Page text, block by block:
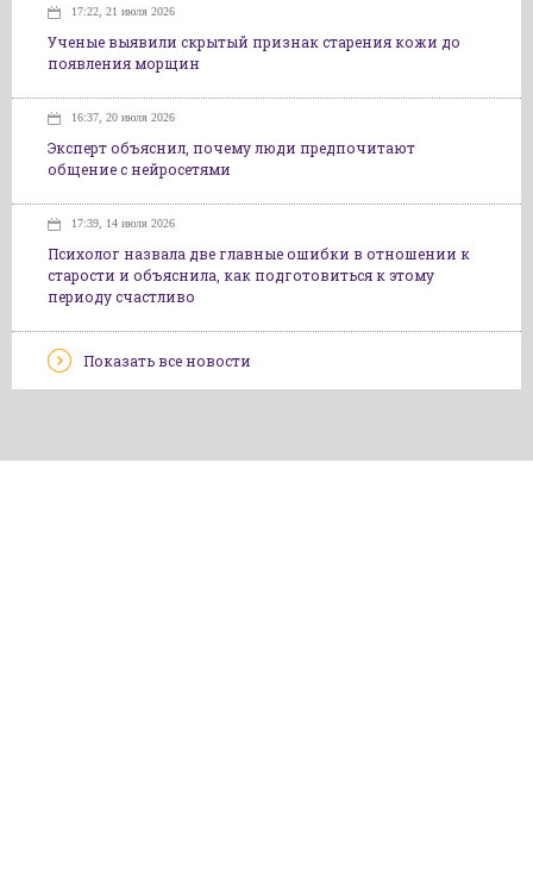
17:22, 21 июля 2026
Ученые выявили скрытый признак старения кожи до
появления морщин
16:37, 20 июля 2026
Эксперт объяснил, почему люди предпочитают
общение с нейросетями
17:39, 14 июля 2026
Психолог назвала две главные ошибки в отношении к
старости и объяснила, как подготовиться к этому
периоду счастливо
Показать все новости